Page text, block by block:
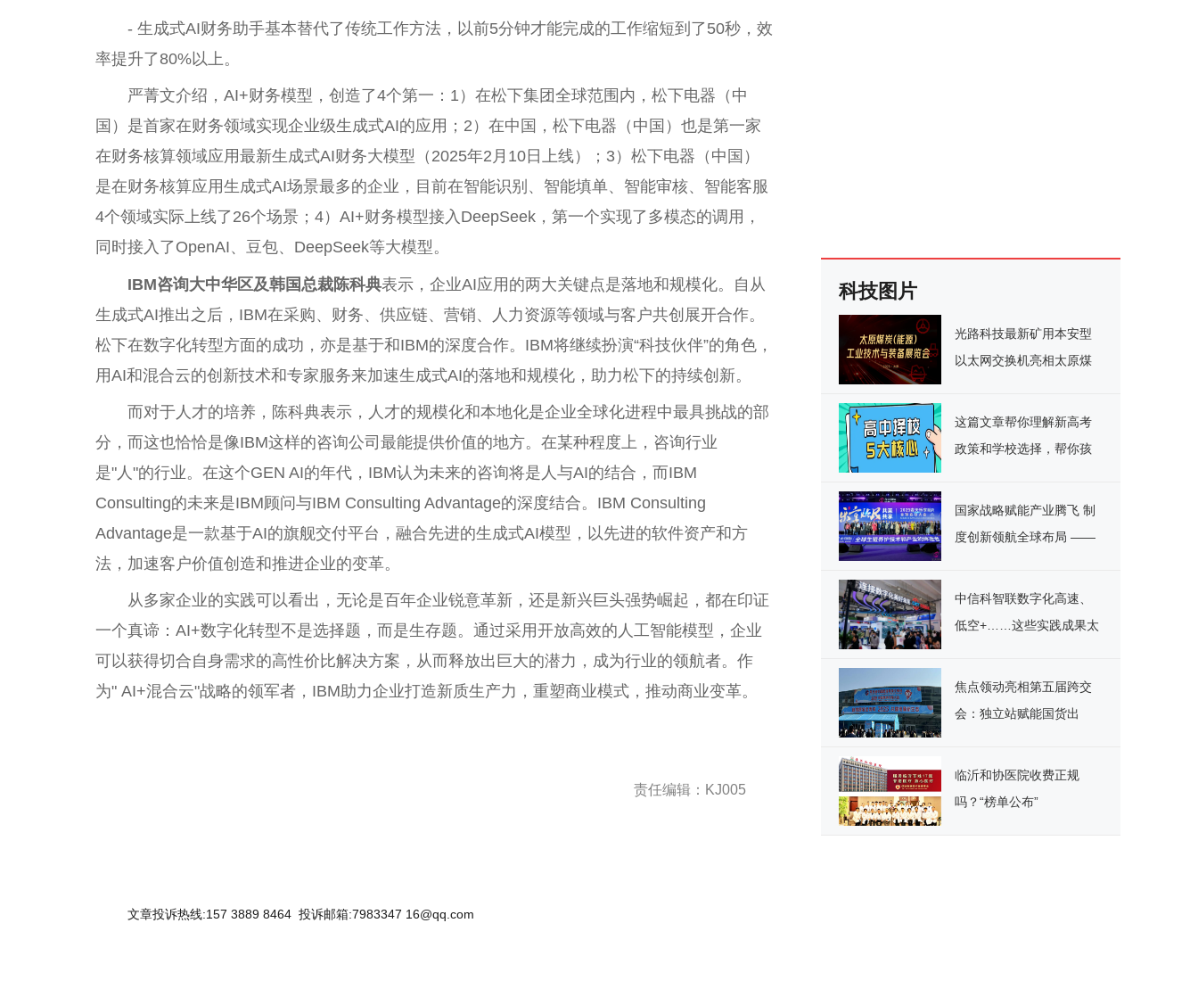
- 生成式AI财务助手基本替代了传统工作方法，以前5分钟才能完成的工作缩短到了50秒，效
率提升了80%以上。
严菁文介绍，AI+财务模型，创造了4个第一：1）在松下集团全球范围内，松下电器（中
国）是首家在财务领域实现企业级生成式AI的应用；2）在中国，松下电器（中国）也是第一家
在财务核算领域应用最新生成式AI财务大模型（2025年2月10日上线）；3）松下电器（中国）
是在财务核算应用生成式AI场景最多的企业，目前在智能识别、智能填单、智能审核、智能客服
4个领域实际上线了26个场景；4）AI+财务模型接入DeepSeek，第一个实现了多模态的调用，
同时接入了OpenAI、豆包、DeepSeek等大模型。
IBM咨询大中华区及韩国总裁陈科典表示，企业AI应用的两大关键点是落地和规模化。自从
生成式AI推出之后，IBM在采购、财务、供应链、营销、人力资源等领域与客户共创展开合作。
松下在数字化转型方面的成功，亦是基于和IBM的深度合作。IBM将继续扮演“科技伙伴”的角色，
用AI和混合云的创新技术和专家服务来加速生成式AI的落地和规模化，助力松下的持续创新。
而对于人才的培养，陈科典表示，人才的规模化和本地化是企业全球化进程中最具挑战的部
分，而这也恰恰是像IBM这样的咨询公司最能提供价值的地方。在某种程度上，咨询行业
是"人"的行业。在这个GEN AI的年代，IBM认为未来的咨询将是人与AI的结合，而IBM
Consulting的未来是IBM顾问与IBM Consulting Advantage的深度结合。IBM Consulting
Advantage是一款基于AI的旗舰交付平台，融合先进的生成式AI模型，以先进的软件资产和方
法，加速客户价值创造和推进企业的变革。
从多家企业的实践可以看出，无论是百年企业锐意革新，还是新兴巨头强势崛起，都在印证
一个真谛：AI+数字化转型不是选择题，而是生存题。通过采用开放高效的人工智能模型，企业
可以获得切合自身需求的高性价比解决方案，从而释放出巨大的潜力，成为行业的领航者。作
为" AI+混合云"战略的领军者，IBM助力企业打造新质生产力，重塑商业模式，推动商业变革。
责任编辑：KJ005
文章投诉热线:157 3889 8464 投诉邮箱:7983347 16@qq.com
科技图片
光路科技最新矿用本安型
以太网交换机亮相太原煤
这篇文章帮你理解新高考
政策和学校选择，帮你孩
学校！
国家战略赋能产业腾飞 制
度创新领航全球布局 ——
际全球大会背后的中国创
新密码
中信科智联数字化高速、
低空+……这些实践成果太
焦点领动亮相第五届跨交
会：独立站赋能国货出
临沂和协医院收费正规
吗？“榜单公布”